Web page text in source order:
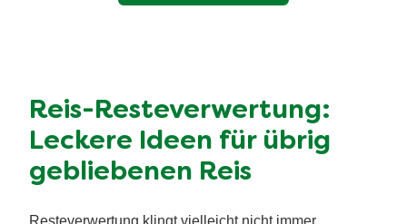
Reis-Resteverwertung:
Leckere Ideen für übrig
gebliebenen Reis
Resteverwertung klingt vielleicht nicht immer